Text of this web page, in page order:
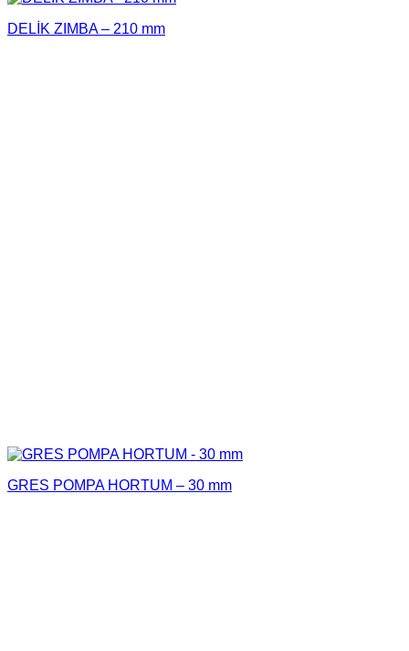
DELİK ZIMBA – 210 mm
GRES POMPA HORTUM – 30 mm